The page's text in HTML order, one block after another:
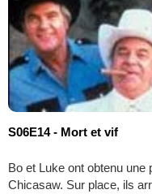
S06E14 - Mort et vif
Bo et Luke ont obtenu
Chicasaw. Sur place, ils